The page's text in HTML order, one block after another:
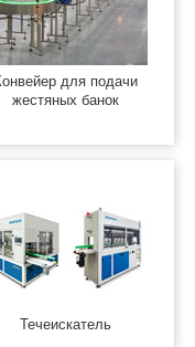
для подачи
жестяных банок
Течеискатель